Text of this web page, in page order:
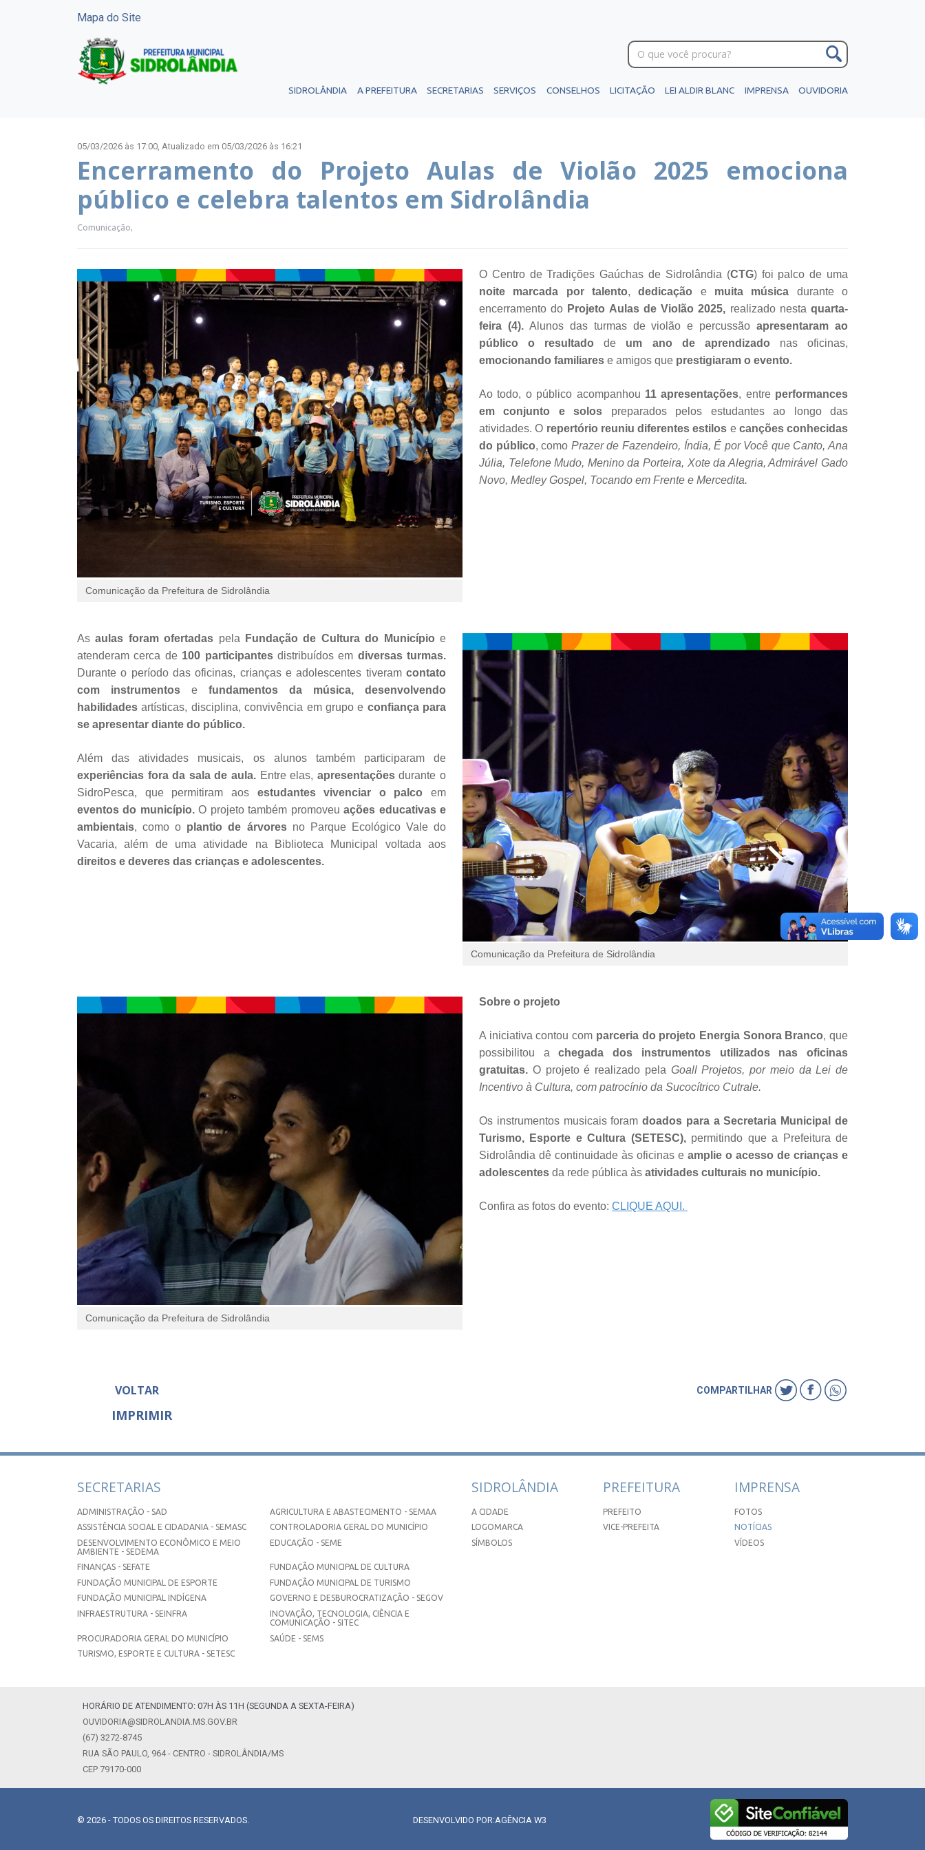
Mapa do Site
SIDROLÂNDIA A PREFEITURA SECRETARIAS SERVIÇOS CONSELHOS LICITAÇÃO LEI ALDIR BLANC IMPRENSA OUVIDORIA
05/03/2026 às 17:00, Atualizado em 05/03/2026 às 16:21
Encerramento do Projeto Aulas de Violão 2025 emociona
público e celebra talentos em Sidrolândia
Comunicação,
Comunicação da Prefeitura de Sidrolândia
O Centro de Tradições Gaúchas de Sidrolândia (CTG) foi palco de uma
noite marcada por talento,dedicação e muita música durante o
encerramento do Projeto Aulas de Violão 2025, realizado nestaquarta-
feira (4).Alunos das turmas de violão e percussãoapresentaram ao
público o resultadode um ano de aprendizado nas oficinas,
emocionando familiares e amigos que prestigiaram o evento.
Ao todo, o público acompanhou 11 apresentações, entre performances
em conjunto e solos preparados pelos estudantes ao longo das
atividades. O repertório reuniu diferentes estilos e canções conhecidas
do público, como Prazer de Fazendeiro, Índia, É por Você que Canto, Ana
Júlia, Telefone Mudo, Menino da Porteira, Xote da Alegria, Admirável Gado
Novo, Medley Gospel, Tocando em Frente e Mercedita.
Comunicação da Prefeitura de Sidrolândia
Asaulas foram ofertadas pela Fundação de Cultura do Municípioe
atenderam cerca de100 participantes distribuídos em diversas turmas.
Durante o período das oficinas, crianças e adolescentes tiveram contato
com instrumentos e fundamentos da música,
desenvolvendo
habilidadesartísticas, disciplina, convivência em grupo e confiança para
se apresentar diante do público.
Além das atividades musicais, os alunos também participaram de
experiências fora da sala de aula. Entre elas, apresentaçõesdurante o
SidroPesca, que permitiram aos estudantes vivenciar o palco em
eventos do município.O projeto também promoveuações educativas e
ambientais, como o plantio de árvoresno Parque Ecológico Vale do
Vacaria, além de uma atividade na Biblioteca Municipal voltada aos
direitos e deveres das crianças e adolescentes.
Comunicação da Prefeitura de Sidrolândia
Sobre o projeto
A iniciativa contou com parceria do projeto Energia Sonora Branco, que
possibilitou achegada dos instrumentos utilizados nas oficinas
gratuitas. O projeto é realizado pelaGoall Projetos, por meio da Lei de
Incentivo à Cultura, com patrocínio da Sucocítrico Cutrale.
Os instrumentos musicais foramdoados para a Secretaria Municipal de
Turismo, Esporte e Cultura (SETESC),permitindo que a Prefeitura de
Sidrolândia dê continuidade às oficinas e amplie o acesso de crianças e
adolescentes da rede pública às atividades culturais no município.
Confira as fotos do evento: CLIQUE AQUI.
VOLTAR
IMPRIMIR
COMPARTILHAR
SECRETARIAS
ADMINISTRAÇÃO - SAD
AGRICULTURA E ABASTECIMENTO - SEMAA
ASSISTÊNCIA SOCIAL E CIDADANIA - SEMASC
CONTROLADORIA GERAL DO MUNICÍPIO
DESENVOLVIMENTO ECONÔMICO E MEIO
AMBIENTE - SEDEMA
EDUCAÇÃO - SEME
FINANÇAS - SEFATE
FUNDAÇÃO MUNICIPAL DE CULTURA
FUNDAÇÃO MUNICIPAL DE ESPORTE
FUNDAÇÃO MUNICIPAL DE TURISMO
FUNDAÇÃO MUNICIPAL INDÍGENA
GOVERNO E DESBUROCRATIZAÇÃO - SEGOV
INFRAESTRUTURA - SEINFRA
INOVAÇÃO, TECNOLOGIA, CIÊNCIA E
COMUNICAÇÃO - SITEC
PROCURADORIA GERAL DO MUNICÍPIO
SAÚDE - SEMS
TURISMO, ESPORTE E CULTURA - SETESC
SIDROLÂNDIA
A CIDADE
LOGOMARCA
SÍMBOLOS
PREFEITURA
PREFEITO
VICE-PREFEITA
IMPRENSA
FOTOS
NOTÍCIAS
VÍDEOS
HORÁRIO DE ATENDIMENTO: 07H ÀS 11H (SEGUNDA A SEXTA-FEIRA)
OUVIDORIA@SIDROLANDIA.MS.GOV.BR
(67) 3272-8745
RUA SÃO PAULO, 964 - CENTRO - SIDROLÂNDIA/MS
CEP 79170-000
© 2026 - TODOS OS DIREITOS RESERVADOS. DESENVOLVIDO POR:AGÊNCIA W3